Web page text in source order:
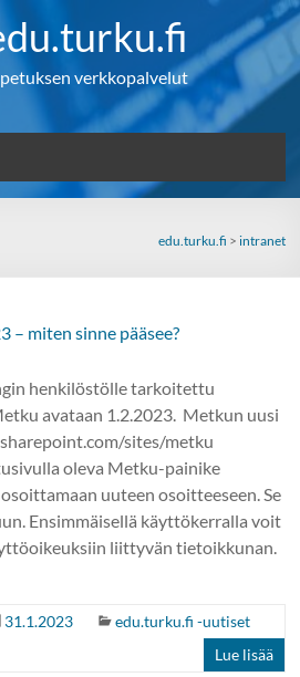
verkkopalvelut
edu.turku.fi > intranet
– miten sinne pääsee?
henkilöstölle tarkoitettu
avataan 1.2.2023. Metkun uusi
sites/metku
oleva Metku-painike
uuteen osoitteeseen. Se
Ensimmäisellä käyttökerralla voit
liittyvän tietoikkunan.
31.1.2023
edu.turku.fi -uutiset
Lue lisää